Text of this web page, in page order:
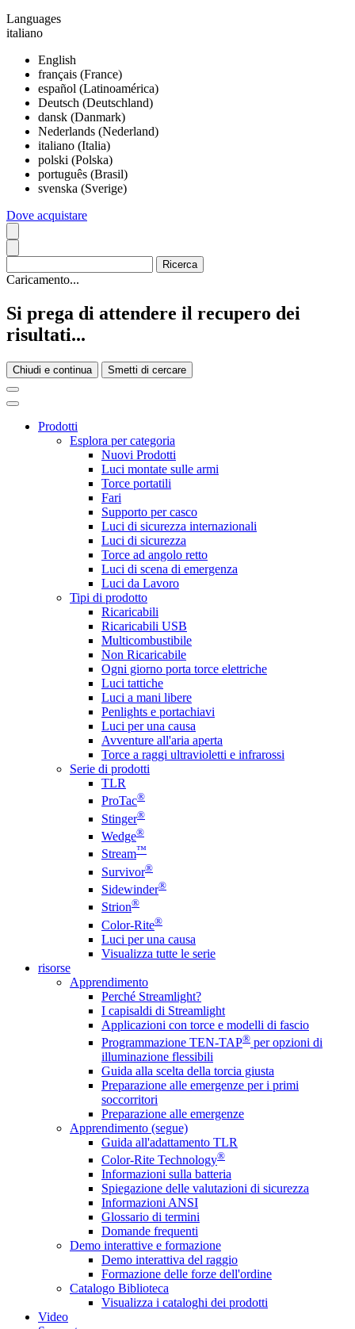
Languages
italiano
English
français (France)
español (Latinoamérica)
Deutsch (Deutschland)
dansk (Danmark)
Nederlands (Nederland)
italiano (Italia)
polski (Polska)
português (Brasil)
svenska (Sverige)
Dove acquistare
Caricamento...
Si prega di attendere il recupero dei
risultati...
Chiudi e continua Smetti di cercare
Prodotti
Esplora per categoria
Nuovi Prodotti
Luci montate sulle armi
Torce portatili
Fari
Supporto per casco
Luci di sicurezza internazionali
Luci di sicurezza
Torce ad angolo retto
Luci di scena di emergenza
Luci da Lavoro
Tipi di prodotto
Ricaricabili
Ricaricabili USB
Multicombustibile
Non Ricaricabile
Ogni giorno porta torce elettriche
Luci tattiche
Luci a mani libere
Penlights e portachiavi
Luci per una causa
Avventure all'aria aperta
Torce a raggi ultravioletti e infrarossi
Serie di prodotti
TLR
ProTac®
Stinger®
Wedge®
Stream™
Survivor®
Sidewinder®
Strion®
Color-Rite®
Luci per una causa
Visualizza tutte le serie
risorse
Apprendimento
Perché Streamlight?
I capisaldi di Streamlight
Applicazioni con torce e modelli di fascio
Programmazione TEN-TAP® per opzioni di
illuminazione flessibili
Guida alla scelta della torcia giusta
Preparazione alle emergenze per i primi
soccorritori
Preparazione alle emergenze
Apprendimento (segue)
Guida all'adattamento TLR
Color-Rite Technology®
Informazioni sulla batteria
Spiegazione delle valutazioni di sicurezza
Informazioni ANSI
Glossario di termini
Domande frequenti
Demo interattive e formazione
Demo interattiva del raggio
Formazione delle forze dell'ordine
Catalogo Biblioteca
Visualizza i cataloghi dei prodotti
Video